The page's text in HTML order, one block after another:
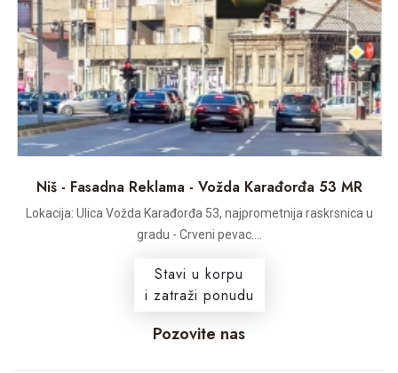
Niš - Fasadna Reklama - Vožda Karađorđa 53 MR
Lokacija: Ulica Vožda Karađorđa 53, najprometnija raskrsnica u
gradu - Crveni pevac....
Stavi u korpu
i zatraži ponudu
Pozovite nas